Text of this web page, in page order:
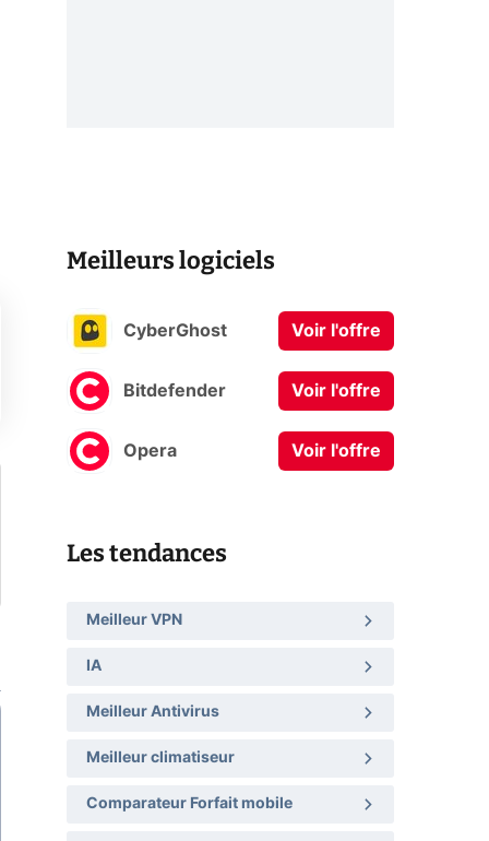
Meilleurs logiciels
CyberGhost Voir l'offre
Bitdefender Voir l'offre
Opera Voir l'offre
Les tendances
Meilleur VPN
IA
Meilleur Antivirus
Meilleur climatiseur
Comparateur Forfait mobile